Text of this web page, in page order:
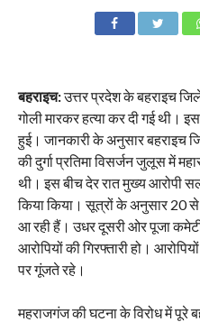
बहराइच:उत्तर प्रदेश के बहराइच
गोली मारकर हत्या कर दी गई थी।
हुई। जानकारी के अनुसार बहराइच
की दुर्गा प्रतिमा विसर्जन जुलूस में
थी। इस बीच देर रात मुख्य आरोपी
किया किया। सूत्रों के अनुसार 20
आ रही हैं। उधर दूसरी ओर पूजा
आरोपियों की गिरफ्तारी हो।
पर गूंजते रहे।
महराजगंज की घटना के विरोध में पूरे